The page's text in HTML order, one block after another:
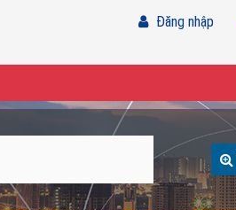
Đăng nhập